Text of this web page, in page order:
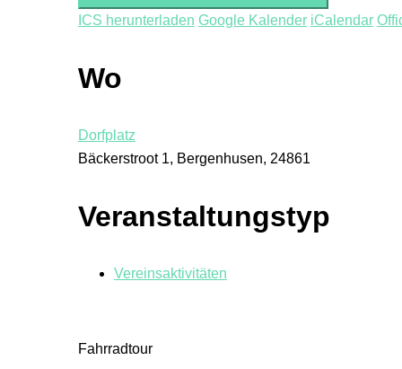
ICS herunterladen Google Kalender iCalendar
Wo
Dorfplatz
Bäckerstroot 1, Bergenhusen, 24861
Veranstaltungstyp
Vereinsaktivitäten
Fahrradtour